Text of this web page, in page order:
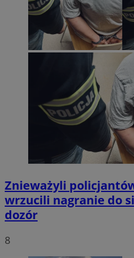
Znieważyli
wrzucili nagranie do
dozór
8